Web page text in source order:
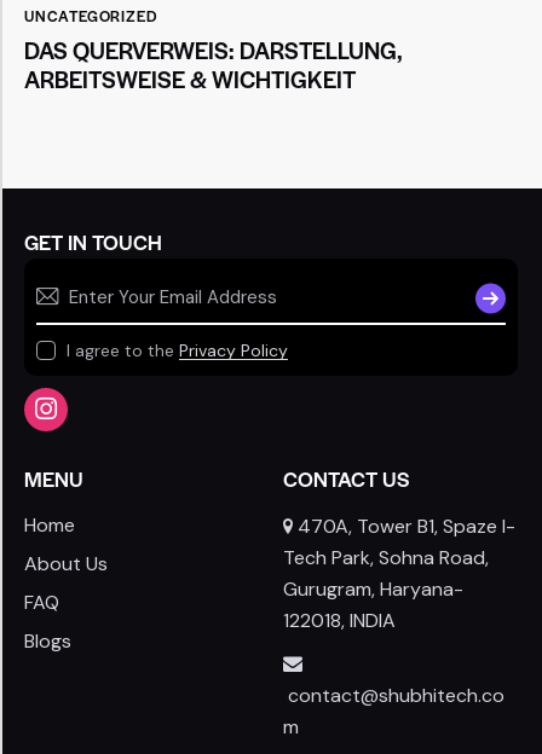
UNCATEGORIZED
DAS QUERVERWEIS: DARSTELLUNG,
ARBEITSWEISE & WICHTIGKEIT
GET IN TOUCH
I agree to the Privacy Policy
MENU
Home
About Us
FAQ
Blogs
CONTACT US
470A, Tower B1, Spaze I-
Tech Park, Sohna Road,
Gurugram, Haryana-
122018, INDIA
contact@shubhitech.co
m